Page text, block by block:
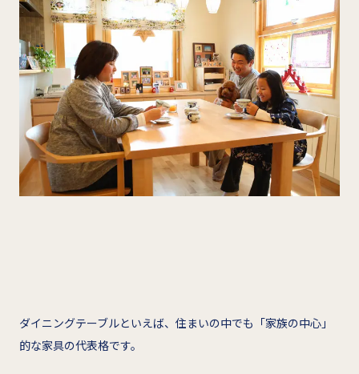
ダイニングテーブルといえば、住まいの中でも「家族の中心」
的な家具の代表格です。